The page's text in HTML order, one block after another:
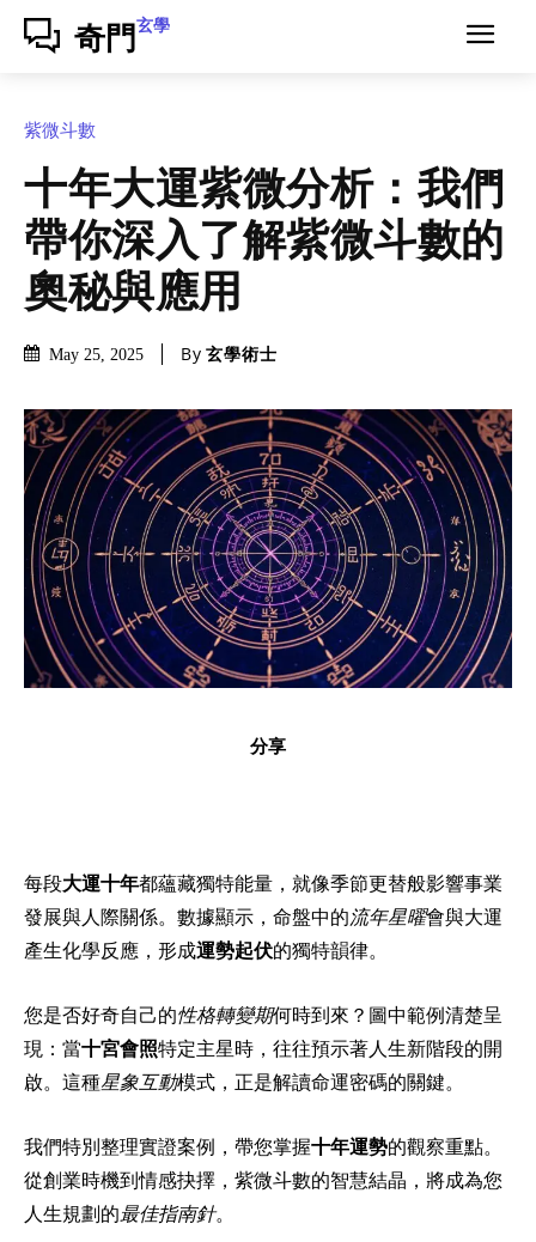
奇門 玄學
紫微斗數
十年大運紫微分析：我們
帶你深入了解紫微斗數的
奧秘與應用
May 25, 2025 By 玄學術士
分享
每段大運十年都蘊藏獨特能量，就像季節更替般影響事業
發展與人際關係。數據顯示，命盤中的流年星曜會與大運
產生化學反應，形成運勢起伏的獨特韻律。
您是否好奇自己的性格轉變期何時到來？圖中範例清楚呈
現：當十宮會照特定主星時，往往預示著人生新階段的開
啟。這種星象互動模式，正是解讀命運密碼的關鍵。
我們特別整理實證案例，帶您掌握十年運勢的觀察重點。
從創業時機到情感抉擇，紫微斗數的智慧結晶，將成為您
人生規劃的最佳指南針。